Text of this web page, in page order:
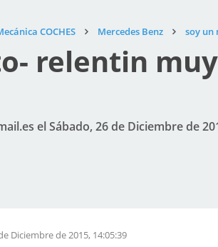
COCHES Mercedes Benz soy un
relentin
el Sábado, 26 de Diciembre de
Diciembre de 2015, 14:05:39